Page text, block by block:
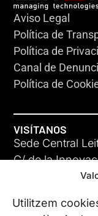
Utilitzem
Aviso Legal
Política de
Política de
Canal de
Política de
VISÍTANOS
Sede Central
C/ de la
08225
Conoce todas